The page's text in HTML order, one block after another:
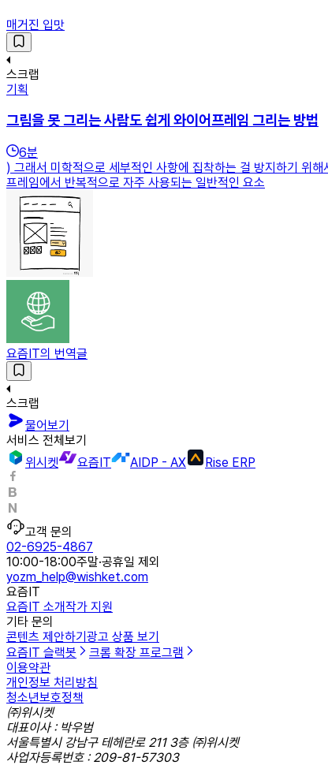
매거진 입맛
스크랩
기획
그림을 못 그리는 사람도 쉽게 와이어프레임 그리는 방법
6분
) 그래서 미학적으로 세부적인 사항에 집착하는 걸 방지하기 위
프레임에서 반복적으로 자주 사용되는 일반적인 요소
요즘IT의 번역글
스크랩
물어보기
서비스 전체보기
위시켓
요즘IT AIDP - AX Rise ERP
고객 문의
02-6925-4867
10:00-18:00주말·공휴일 제외
yozm_help@wishket.com
요즘IT
요즘IT 소개작가 지원
기타 문의
콘텐츠 제안하기 광고 상품 보기
요즘IT 슬랙봇
크롬 확장 프로그램
이용약관
개인정보 처리방침
청소년보호정책
㈜위시켓
대표이사 : 박우범
서울특별시 강남구 테헤란로 211 3층 ㈜위시켓
사업자등록번호 : 209-81-57303